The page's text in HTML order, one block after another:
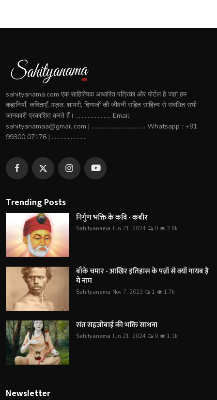
sahityanama.com एक साहित्यिक आधारित पत्रिका और पोर्टल है जहां हम
कहानियाँ, कविताएँ, ग़ज़ल, शायरी, दिग्गजों की जीवनी सहित साहित्य से संबंधित सभी
जानकारी प्रकाशित करते हैं। ........................ Email:
sahityanamaa@gmail.com | ..................................... Whatsapp : +91
99300 07176 | ........................
Trending Posts
निर्गुण भक्ति के कवि - कबीर
Sahityanama Jun 21, 2024 0 2.9k
बाँके चमार - आखिर इतिहास के पन्नों से क्यों गायब है
ये नाम
Sahityanama Nov 7, 2023 1 1.7k
संत सहजोबाई की भक्ति साधना
Sahityanama Jun 21, 2024 0 1.1k
Newsletter